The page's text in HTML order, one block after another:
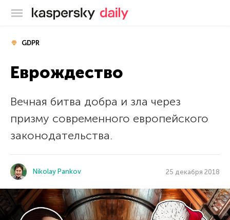
Блог Касперского
GDPR
Еврождество
Вечная битва добра и зла через
призму современного европейского
законодательства.
Nikolay Pankov 25 декабря 2018